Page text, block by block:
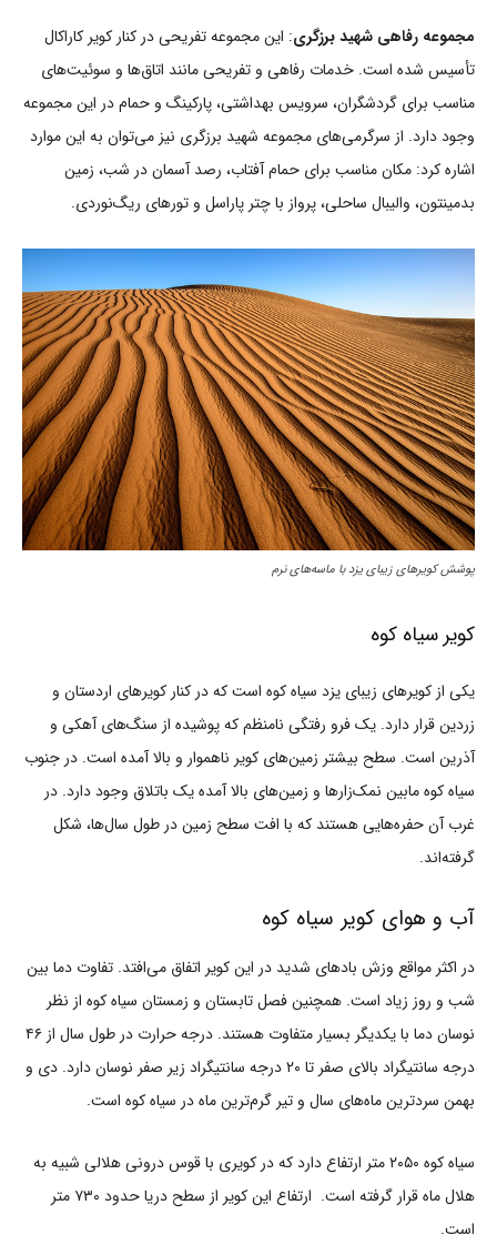
مجموعه رفاهی شهید برزگری: این مجموعه تفریحی در کنار کویر کاراکال
تأسیس شده است. خدمات رفاهی و تفریحی مانند اتاق‌ها و سوئیت‌های
مناسب برای گردشگران، سرویس بهداشتی، پارکینگ و حمام در این مجموعه
وجود دارد. از سرگرمی‌های مجموعه شهید برزگری نیز می‌توان به این موارد
اشاره کرد: مکان مناسب برای حمام آفتاب، رصد آسمان در شب، زمین
بدمینتون، والیبال ساحلی، پرواز با چتر پاراسل و تورهای ریگ‌نوردی.
پوشش کویرهای زیبای یزد با ماسه‌های نرم
کویر سیاه کوه
یکی از کویرهای زیبای یزد سیاه کوه است که در کنار کویرهای اردستان و
زردین قرار دارد. یک فرو رفتگی نامنظم که پوشیده از سنگ‌های آهکی و
آذرین است. سطح بیشتر زمین‌های کویر ناهموار و بالا آمده است. در جنوب
سیاه کوه مابین نمک‌زارها و زمین‌های بالا آمده یک باتلاق وجود دارد. در
غرب آن حفره‌هایی هستند که با افت سطح زمین در طول سال‌ها، شکل
گرفته‌اند.
آب و هوای کویر سیاه کوه
در اکثر مواقع وزش بادهای شدید در این کویر اتفاق می‌افتد. تفاوت دما بین
شب و روز زیاد است. همچنین فصل تابستان و زمستان سیاه کوه از نظر
نوسان دما با یکدیگر بسیار متفاوت هستند. درجه حرارت در طول سال از ۴۶
درجه سانتیگراد بالای صفر تا ۲۰ درجه سانتیگراد زیر صفر نوسان دارد. دی و
بهمن سردترین ماه‌های سال و تیر گرم‌ترین ماه در سیاه کوه است.
سیاه کوه ۲۰۵۰ متر ارتفاع دارد که در کویری با قوس درونی هلالی شبیه به
هلال ماه قرار گرفته است. ارتفاع این کویر از سطح دریا حدود ۷۳۰ متر
است.